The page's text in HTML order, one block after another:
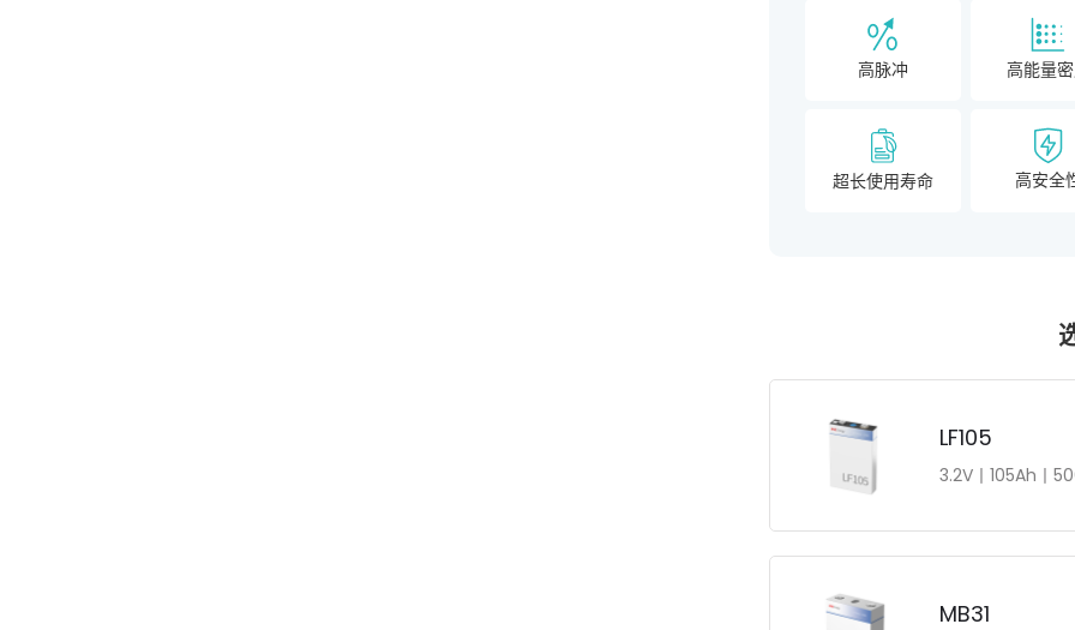
高脉冲 高能量
超长使用寿命 高安全
LF105
3.2V丨105Ah丨
MB31